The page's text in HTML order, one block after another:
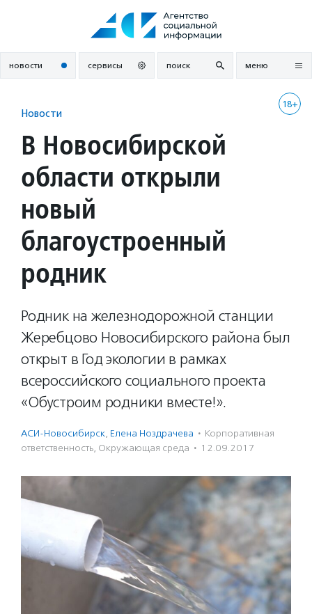
новости сервисы поиск меню
18+
Новости
В Новосибирской
области открыли
новый
благоустроенный
родник
Родник на железнодорожной станции
Жеребцово Новосибирского района был
открыт в Год экологии в рамках
всероссийского социального проекта
«Обустроим родники вместе!».
АСИ-Новосибирск, Елена Ноздрачева · Корпоративная
ответственность, Окружающая среда · 12.09.2017